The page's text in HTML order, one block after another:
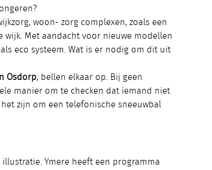
woon- zorg complexen, zoals een
wijk. Met aandacht voor nieuwe modellen
eco systeem. Wat is er nodig om dit uit
Osdorp, bellen elkaar op. Bij geen
manier om te checken dat iemand niet
zijn om een telefonische sneeuwbal
Ymere heeft een programma